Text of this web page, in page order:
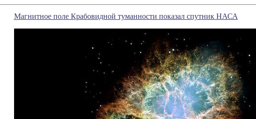
Магнитное поле Крабовидной туманности показал спутник НАСА